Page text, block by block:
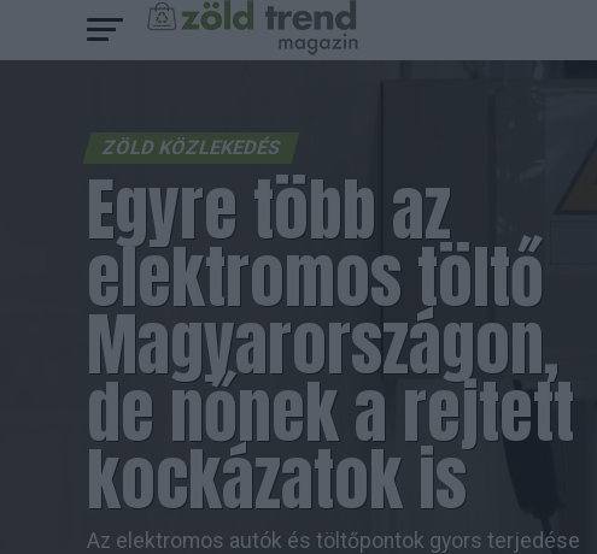
ZÖLD KÖZLEKEDÉS
Egyre több az
elektromos töltő
Magyarországon,
de nőnek a rejtett
kockázatok is
Az elektromos autók és töltőpontok gyors terjedése